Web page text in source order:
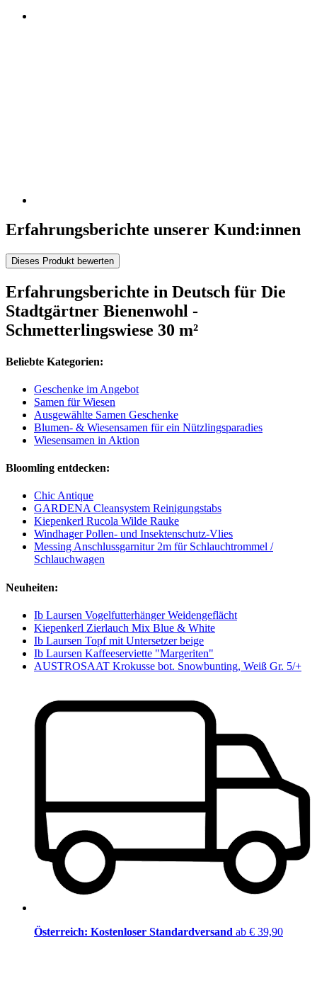
Erfahrungsberichte unserer Kund:innen
Dieses Produkt bewerten
Erfahrungsberichte in Deutsch für Die
Stadtgärtner Bienenwohl -
Schmetterlingswiese 30 m²
Beliebte Kategorien:
Geschenke im Angebot
Samen für Wiesen
Ausgewählte Samen Geschenke
Blumen- & Wiesensamen für ein Nützlingsparadies
Wiesensamen in Aktion
Bloomling entdecken:
Chic Antique
GARDENA Cleansystem Reinigungstabs
Kiepenkerl Rucola Wilde Rauke
Windhager Pollen- und Insektenschutz-Vlies
Messing Anschlussgarnitur 2m für Schlauchtrommel /
Schlauchwagen
Neuheiten:
Ib Laursen Vogelfutterhänger Weidengeflächt
Kiepenkerl Zierlauch Mix Blue & White
Ib Laursen Topf mit Untersetzer beige
Ib Laursen Kaffeeserviette "Margeriten"
AUSTROSAAT Krokusse bot. Snowbunting, Weiß Gr. 5/+
Österreich: Kostenloser Standardversand ab € 39,90